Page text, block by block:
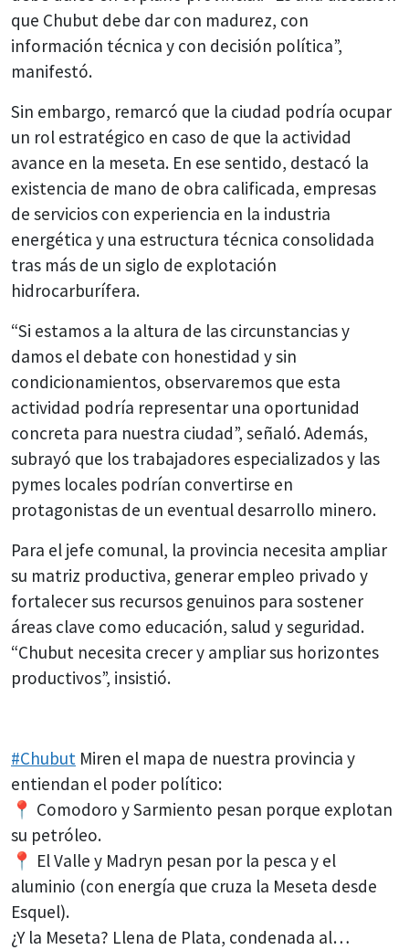
que Chubut debe dar con madurez, con
información técnica y con decisión política”,
manifestó.
Sin embargo, remarcó que la ciudad podría ocupar
un rol estratégico en caso de que la actividad
avance en la meseta. En ese sentido, destacó la
existencia de mano de obra calificada, empresas
de servicios con experiencia en la industria
energética y una estructura técnica consolidada
tras más de un siglo de explotación
hidrocarburífera.
“Si estamos a la altura de las circunstancias y
damos el debate con honestidad y sin
condicionamientos, observaremos que esta
actividad podría representar una oportunidad
concreta para nuestra ciudad”, señaló. Además,
subrayó que los trabajadores especializados y las
pymes locales podrían convertirse en
protagonistas de un eventual desarrollo minero.
Para el jefe comunal, la provincia necesita ampliar
su matriz productiva, generar empleo privado y
fortalecer sus recursos genuinos para sostener
áreas clave como educación, salud y seguridad.
“Chubut necesita crecer y ampliar sus horizontes
productivos”, insistió.
#Chubut Miren el mapa de nuestra provincia y
entiendan el poder político:
📍 Comodoro y Sarmiento pesan porque explotan
su petróleo.
📍 El Valle y Madryn pesan por la pesca y el
aluminio (con energía que cruza la Meseta desde
Esquel).
¿Y la Meseta? Llena de Plata, condenada al…